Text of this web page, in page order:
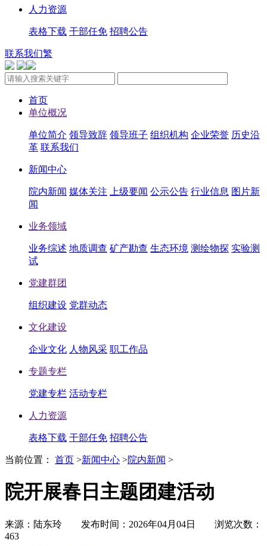
人力资源
表格下载 干部任免 招聘公告
联系我们繁
首页
单位概况
单位简介 领导致辞 领导班子 组织机构 企业荣誉 历史沿
革 联系我们
新闻中心
院内新闻 媒体关注 上级要闻 公示公告 行业信息 图片新
闻
业务领域
业务综述 地质调查 矿产勘查 生态环境 测绘物探 实验测
试
党建群团
组织建设 党群动态
文化建设
企业文化 人物风采 职工作品
专题专栏
党建专栏 活动专栏
人力资源
表格下载 干部任免 招聘公告
当前位置： 首页 >新闻中心 >院内新闻 >
院开展春日主题团建活动
来源：陆东玲 发布时间：2026年04月04日 浏览次数：
463